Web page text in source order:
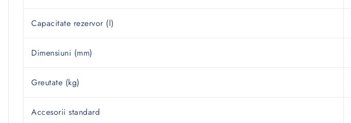
Capacitate rezervor (l)
Dimensiuni (mm)
Greutate (kg)
Accesorii standard